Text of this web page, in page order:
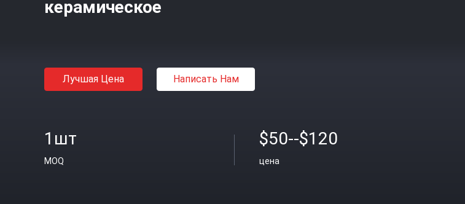
керамическое
Лучшая Цена Написать Нам
1шт
MOQ
$50--$120
цена